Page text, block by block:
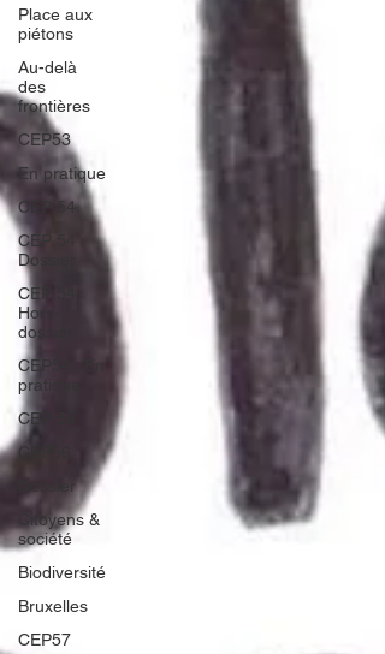
Place aux
piétons
Au-delà
des
frontières
CEP53
En pratique
CEP 54
CEP 54 :
Dossier
CEP 54 :
Hors-
dossier
CEP54 : En
pratique
CEP 55
CEP56
Dossier
Citoyens &
société
Biodiversité
Bruxelles
CEP57